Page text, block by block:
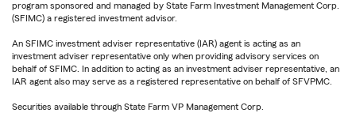
program sponsored and managed by State Farm Investment Management Corp.
(SFIMC) a registered investment advisor.
An SFIMC investment adviser representative (IAR) agent is acting as an
investment adviser representative only when providing advisory services on
behalf of SFIMC. In addition to acting as an investment adviser representative, an
IAR agent also may serve as a registered representative on behalf of SFVPMC.
Securities available through State Farm VP Management Corp.